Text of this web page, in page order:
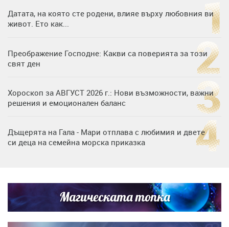
Датата, на която сте родени, влияе върху любовния ви
живот. Ето как...
Преображение Господне: Какви са поверията за този
свят ден
Хороскоп за АВГУСТ 2026 г.: Нови възможности, важни
решения и емоционален баланс
Дъщерята на Гала - Мари отплава с любимия и двете
си деца на семейна морска приказка
Димов издадоха своето любимо място
Дъщерята на Тодор Батков вдигна сватба, Стоичков и
Братя Аргирови я изненадаха с песен
Магическата топка